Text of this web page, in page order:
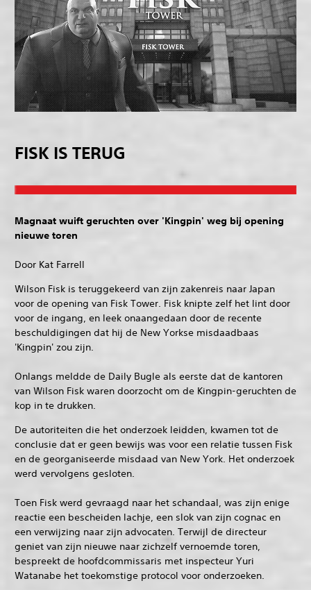
FISK IS TERUG
Magnaat wuift geruchten over 'Kingpin' weg bij opening
nieuwe toren
Door Kat Farrell
Wilson Fisk is teruggekeerd van zijn zakenreis naar Japan
voor de opening van Fisk Tower. Fisk knipte zelf het lint door
voor de ingang, en leek onaangedaan door de recente
beschuldigingen dat hij de New Yorkse misdaadbaas
'Kingpin' zou zijn.
Onlangs meldde de Daily Bugle als eerste dat de kantoren
van Wilson Fisk waren doorzocht om de Kingpin-geruchten de
kop in te drukken.
De autoriteiten die het onderzoek leidden, kwamen tot de
conclusie dat er geen bewijs was voor een relatie tussen Fisk
en de georganiseerde misdaad van New York. Het onderzoek
werd vervolgens gesloten.
Toen Fisk werd gevraagd naar het schandaal, was zijn enige
reactie een bescheiden lachje, een slok van zijn cognac en
een verwijzing naar zijn advocaten. Terwijl de directeur
geniet van zijn nieuwe naar zichzelf vernoemde toren,
bespreekt de hoofdcommissaris met inspecteur Yuri
Watanabe het toekomstige protocol voor onderzoeken.